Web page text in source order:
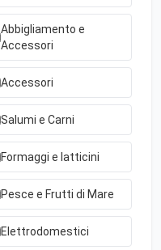
Abbigliamento e
Accessori
Accessori
Salumi e Carni
Formaggi e latticini
Pesce e Frutti di Mare
Elettrodomestici